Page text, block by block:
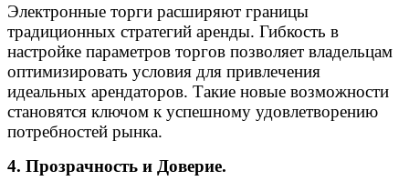
Электронные торги расширяют границы
традиционных стратегий аренды. Гибкость в
настройке параметров торгов позволяет владельцам
оптимизировать условия для привлечения
идеальных арендаторов. Такие новые возможности
становятся ключом к успешному удовлетворению
потребностей рынка.
4. Прозрачность и Доверие.